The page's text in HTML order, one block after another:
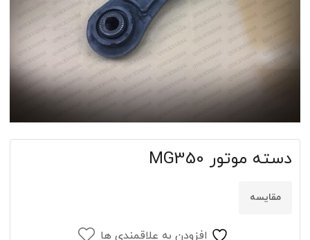
دسته موتور MG350
مقایسه
افزودن به علاقمندی ها